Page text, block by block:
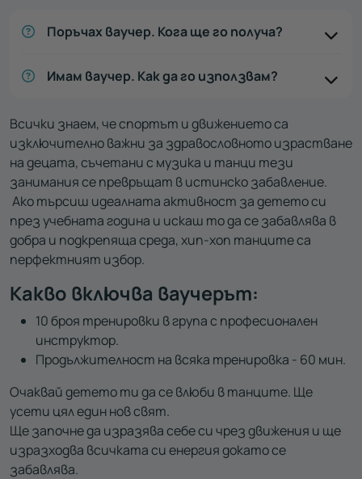
Поръчах ваучер. Кога ще го получа?
Имам ваучер. Как да го използвам?
Всички знаем, че спортът и движението са
изключително важни за здравословното израстване
на децата, съчетани с музика и танци тези
занимания се превръщат в истинско забавление.
Ако търсиш идеалната активност за детето си
през учебната година и искаш то да се забавлява в
добра и подкрепяща среда, хип-хоп танците са
перфектният избор.
Какво включва ваучерът:
10 броя тренировки в група с професионален
инструктор.
Продължителност на всяка тренировка - 60 мин.
Очаквай детето ти да се влюби в танците. Ще
усети цял един нов свят.
Ще започне да изразява себе си чрез движения и ще
изразходва всичката си енергия докато се
забавлява.